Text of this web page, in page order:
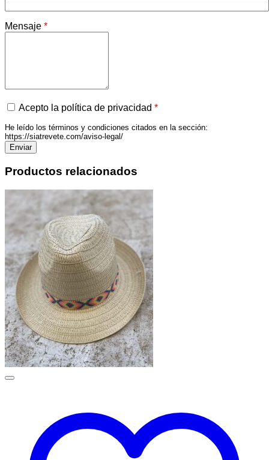
Mensaje *
Acepto la política de privacidad *
He leído los términos y condiciones citados en la sección:
https://siatrevete.com/aviso-legal/
Productos relacionados